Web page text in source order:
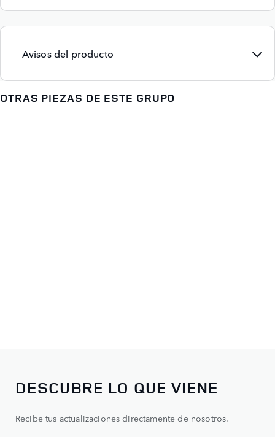
Avisos del producto
OTRAS PIEZAS DE ESTE GRUPO
DESCUBRE LO QUE VIENE
Recibe tus actualizaciones directamente de nosotros.